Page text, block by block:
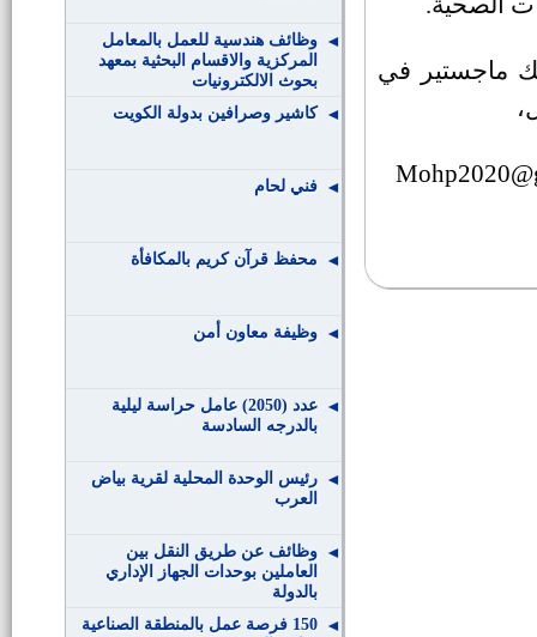
ماجستير في
وظائف هندسية للعمل بالمعامل
المركزية والاقسام البحثية بمعهد
بحوث الالكترونيات
كاشير وصرافين بدولة الكويت
فني لحام
محفظ قرآن كريم بالمكافأة
وظيفة معاون أمن
عدد (2050) عامل حراسة ليلية
بالدرجه السادسة
رئيس الوحدة المحلية لقرية بياض
العرب
وظائف عن طريق النقل بين
العاملين بوحدات الجهاز الإداري
بالدولة
150 فرصة عمل بالمنطقة الصناعية